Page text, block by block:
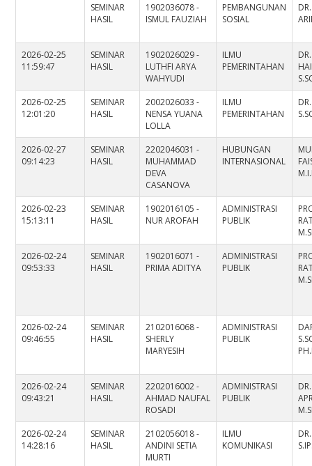
SEMINAR
HASIL
1902036078 -
ISMUL FAUZIAH
PEMBANGUNAN
SOSIAL
2026-02-25
11:59:47
SEMINAR
HASIL
1902026029 -
LUTHFI ARYA
WAHYUDI
ILMU
PEMERINTAHAN
2026-02-25
12:01:20
SEMINAR
HASIL
2002026033 -
NENSA YUANA
LOLLA
ILMU
PEMERINTAHAN
2026-02-27
09:14:23
SEMINAR
HASIL
2202046031 -
MUHAMMAD
DEVA
CASANOVA
HUBUNGAN
INTERNASIONAL
2026-02-23
15:13:11
SEMINAR
HASIL
1902016105 -
NUR AROFAH
ADMINISTRASI
PUBLIK
2026-02-24
09:53:33
SEMINAR
HASIL
1902016071 -
PRIMA ADITYA
ADMINISTRASI
PUBLIK
2026-02-24
09:46:55
SEMINAR
HASIL
2102016068 -
SHERLY
MARYESIH
ADMINISTRASI
PUBLIK
2026-02-24
09:43:21
SEMINAR
HASIL
2202016002 -
AHMAD NAUFAL
ROSADI
ADMINISTRASI
PUBLIK
2026-02-24
14:28:16
SEMINAR
HASIL
2102056018 -
ANDINI SETIA
MURTI
ILMU
KOMUNIKASI